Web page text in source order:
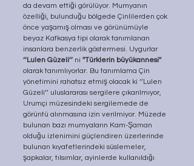
da devam ettiği görülüyor. Mumyanın
özelliği, bulunduğu bölgede Çinlilerden çok
önce yaşamış olması ve görünümüyle
beyaz Kafkasya tipi olarak tanımlanan
insanlara benzerlik göstermesi. Uygurlar
‘’Lulen Güzeli’’ ni ''Türklerin büyükannesi''
olarak tanımlıyorlar. Bu tanımlama Çin
yönetimini rahatsız etmiş olacak ki ‘’Lulen
Güzeli’’ uluslararası sergilere çıkarılmıyor,
Urumçi müzesindeki sergilemede de
görüntü alınmasına izin verilmiyor. Müzede
bulunan bazı mumyaların Kam-Şaman
olduğu izlenimini güçlendiren üzerlerinde
bulunan kıyafetlerindeki süslemeler,
şapkalar, tılsımlar, ayinlerde kullanıldığı